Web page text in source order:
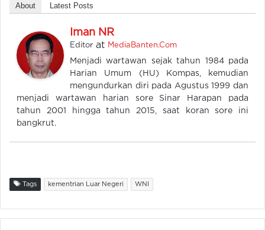
About Latest Posts
Iman NR
Editor at MediaBanten.Com
Menjadi wartawan sejak tahun 1984 pada
Harian Umum (HU) Kompas, kemudian
mengundurkan diri pada Agustus 1999 dan
menjadi wartawan harian sore Sinar Harapan pada
tahun 2001 hingga tahun 2015, saat koran sore ini
bangkrut.
Tags kementrian Luar Negeri WNI